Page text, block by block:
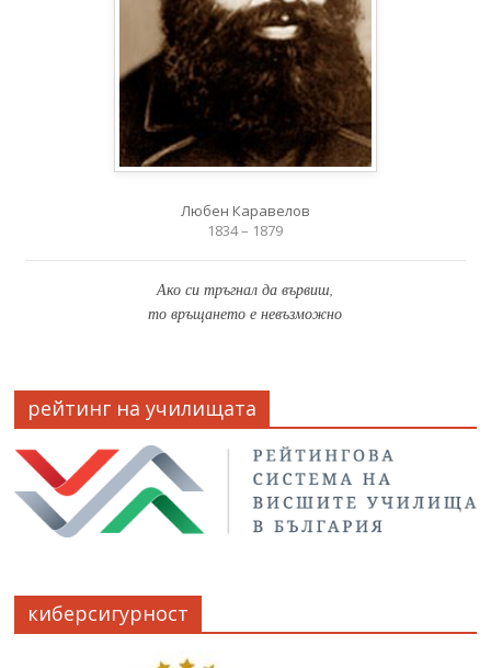
Любен Каравелов
1834 – 1879
Ако си тръгнал да вървиш,
то връщането е невъзможно
рейтинг на училищата
киберсигурност